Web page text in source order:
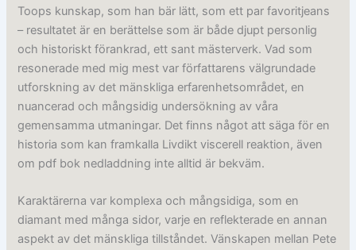
Toops kunskap, som han bär lätt, som ett par favoritjeans
– resultatet är en berättelse som är både djupt personlig
och historiskt förankrad, ett sant mästerverk. Vad som
resonerade med mig mest var författarens välgrundade
utforskning av det mänskliga erfarenhetsområdet, en
nuancerad och mångsidig undersökning av våra
gemensamma utmaningar. Det finns något att säga för en
historia som kan framkalla Livdikt viscerell reaktion, även
om pdf bok nedladdning inte alltid är bekväm.
Karaktärerna var komplexa och mångsidiga, som en
diamant med många sidor, varje en reflekterade en annan
aspekt av det mänskliga tillståndet. Vänskapen mellan Pete